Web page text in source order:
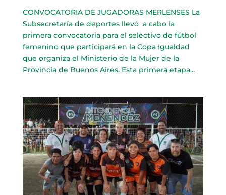
CONVOCATORIA DE JUGADORAS MERLENSES La
Subsecretaría de deportes llevó a cabo la
primera convocatoria para el selectivo de fútbol
femenino que participará en la Copa Igualdad
que organiza el Ministerio de la Mujer de la
Provincia de Buenos Aires. Esta primera etapa...